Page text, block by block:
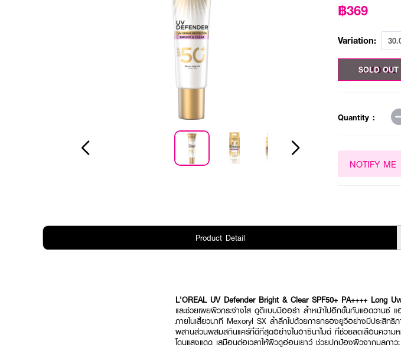
฿369
Variation:
30.00 ML
SOLD OUT
Quantity :
NOTIFY ME
Product Detail
L'OREAL UV Defender Bright & Clear SPF50+ PA++++ Long
และช่วยเผยผิวกระจ่างใส ดูดีแบบมีออร่า ล้ำหน้าไปอีกขั้นกับแอดวาน
ภายในเสี้ยวนาที Mexoryl SX ล้ำลึกไปด้วยการกรองยูวีอย่างมีประสิ
ผสานส่วนผสมสกินแคร์ที่ดีที่สุดอย่างไนอาซินาไมด์ ที่ช่วยลดเลือนควา
โดนแสงแดด เสมือนต่อเวลาให้ผิวดูอ่อนเยาว์ ช่วยปกป้องผิวจากมลภา